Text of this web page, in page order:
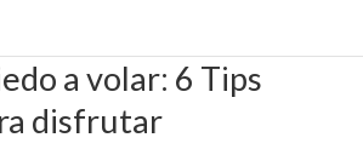
a volar: 6 Tips
disfrutar